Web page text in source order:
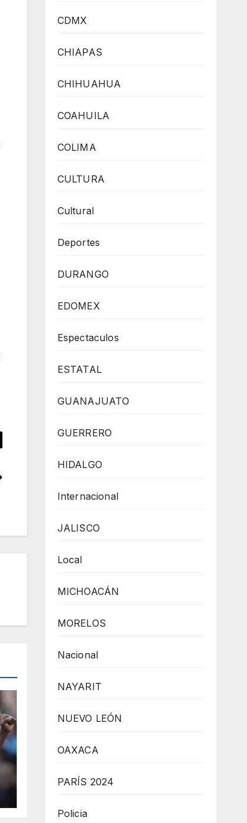
CDMX
CHIAPAS
CHIHUAHUA
COAHUILA
COLIMA
CULTURA
Cultural
Deportes
DURANGO
EDOMEX
Espectaculos
ESTATAL
GUANAJUATO
GUERRERO
HIDALGO
Internacional
JALISCO
Local
MICHOACÁN
MORELOS
Nacional
NAYARIT
NUEVO LEÓN
OAXACA
PARÍS 2024
Policia